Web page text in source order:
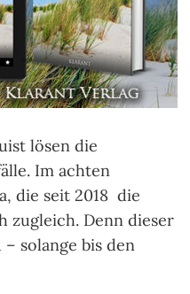
lösen die
Im achten
die seit 2018 die
zugleich. Denn dieser
solange bis den